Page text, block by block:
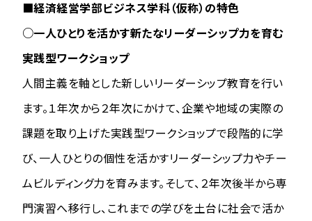
■経済経営学部ビジネス学科（仮称）の特色
○一人ひとりを活かす新たなリーダーシップ力を育む
実践型ワークショップ
人間主義を軸とした新しいリーダーシップ教育を行い
ます。１年次から２年次にかけて、企業や地域の実際の
課題を取り上げた実践型ワークショップで段階的に学
び、一人ひとりの個性を活かすリーダーシップ力やチー
ムビルディング力を育みます。そして、２年次後半から専
門演習へ移行し、これまでの学びを土台に社会で活か